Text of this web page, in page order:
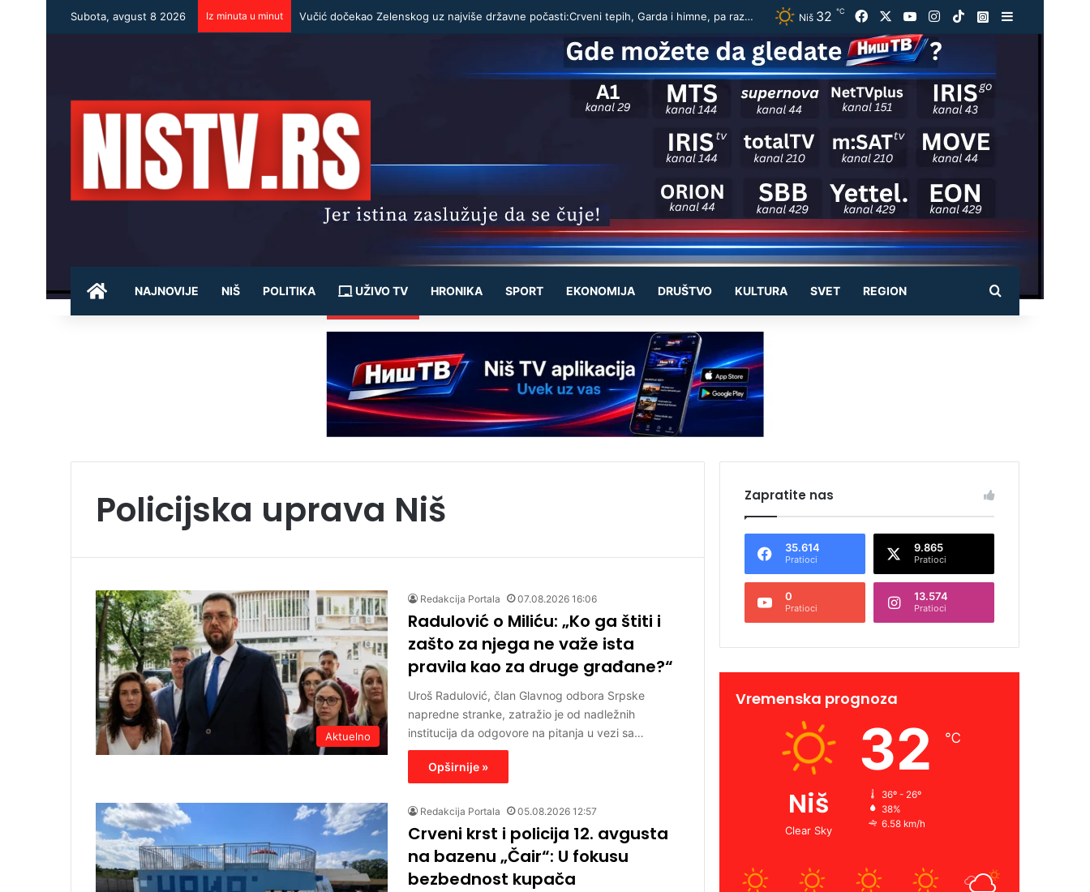
Subota, avgust 8 2026 Iz minuta u minut Vučić dočekao Zelenskog uz najviše državne počasti:Crveni tepih, Garda i himne, pa razgovor oči u oči u Palati Srbija Niš 32 ℃ Facebook YouTubeInstagram
TikTokInstagram
POČETNA
NAJNOVIJE NIŠ POLITIKA UŽIVO TV HRONIKA SPORT EKONOMIJA DRUŠTVO KULTURA SVET REGION Pretraži
Policijska uprava Niš
Aktuelno
Redakcija Portala 07.08.2026 16:06
Radulović o Miliću: „Ko ga štiti i
zašto za njega ne važe ista
pravila kao za druge građane?“
Uroš Radulović, član Glavnog odbora Srpske
napredne stranke, zatražio je od nadležnih
institucija da odgovore na pitanja u vezi sa…
Opširnije »
Redakcija Portala 05.08.2026 12:57
Crveni krst i policija 12. avgusta
na bazenu „Čair“: U fokusu
bezbednost kupača
Zapratite nas
35.614
Pratioci
9.865
Pratioci
0
Pratioci
13.574
Pratioci
Vremenska prognoza
Niš
Clear Sky
32 ℃
36º - 26º
38%
6.58 km/h